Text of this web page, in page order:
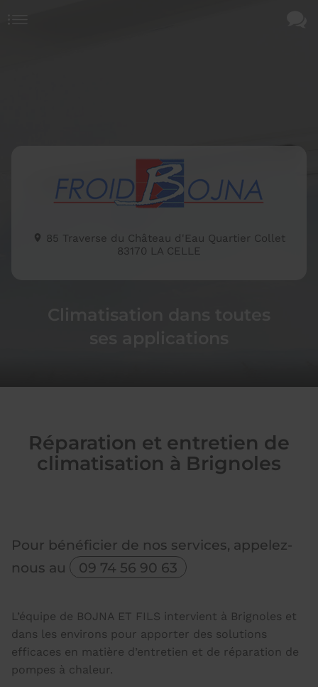
85 Traverse du Château d'Eau Quartier Collet
83170 LA CELLE
Réparation et entretien de
climatisation à Brignoles
Pour bénéficier de nos services, appelez-
nous au
09 74 56 90 63
L’équipe de BOJNA ET FILS intervient à Brignoles et
dans les environs pour apporter des solutions
efficaces en matière d’entretien et de réparation de
pompes à chaleur.